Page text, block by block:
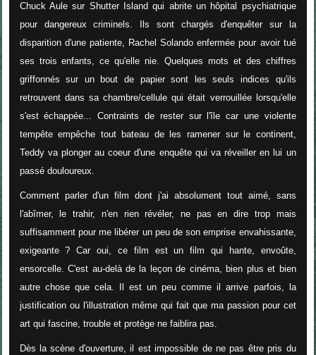
Chuck Aule sur Shutter Island qui abrite un hôpital psychiatrique
pour dangereux criminels. Ils sont chargés d'enquêter sur la
disparition d'une patiente, Rachel Solando enfermée pour avoir tué
ses trois enfants, ce qu'elle nie. Quelques mots et des chiffres
griffonnés sur un bout de papier sont les seuls indices qu'ils
retrouvent dans sa chambre/cellule qui était verrouillée lorsqu'elle
s'est échappée... Contraints de rester sur l'île car une violente
tempête empêche tout bateau de les ramener sur le continent,
Teddy va plonger au coeur d'une enquête qui va réveiller en lui un
passé douloureux.
Comment parler d'un film dont j'ai absolument tout aimé, sans
l'abîmer, le trahir, n'en rien révéler, ne pas en dire trop mais
suffisamment pour me libérer un peu de son emprise envahissante,
exigeante ? Car oui, ce film est un film qui hante, envoûte,
ensorcelle. C'est au-delà de la leçon de cinéma, bien plus et bien
autre chose que cela. Il est un peu comme il arrive parfois, la
justification ou l'illustration même qui fait que ma passion pour cet
art qui fascine, trouble et protège ne faiblira pas.
Dès la scène d'ouverture, il est impossible de ne pas être pris du